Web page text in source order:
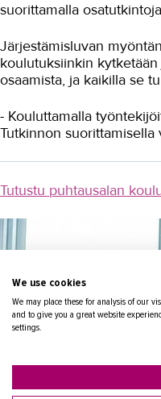
suorittamalla
Järjestämisluvan
koulutuksiinkin
osaamista, ja kaikilla se
- Kouluttamalla
Tutkinnon
Tutustu puhtausalan
We use cookies
We may place these for analysis of our
and to give you a great website
settings.